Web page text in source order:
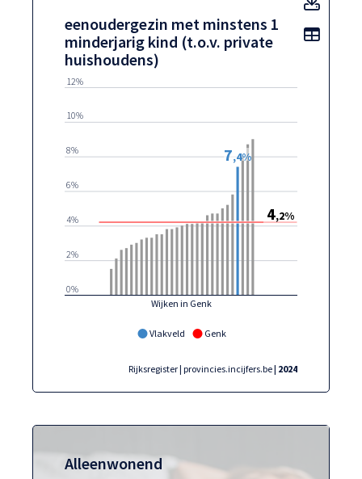
eenoudergezin met minstens 1
minderjarig kind (t.o.v. private
huishoudens)
Vlakveld Genk
Wijken in Genk
0%
2%
4%
6%
8%
10%
12%
7,4%
4,2%
Rijksregister | provincies.incijfers.be| 2024
Toon
Alleenwonend